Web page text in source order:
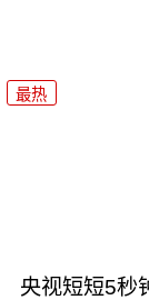
最热
央视短短5秒